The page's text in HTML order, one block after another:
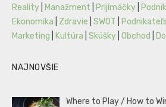
Reality
Manažment Prijímáčky
Ekonomika
Zdravie SWOT
Marketing
Kultúra Skúšky Obchod
NAJNOVŠIE
Where to Play / How to